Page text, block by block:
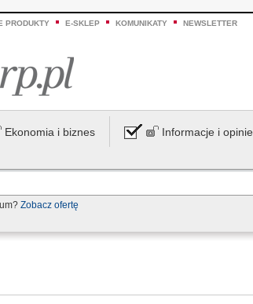
PRODUKTY E-SKLEP KOMUNIKATY NEWSLETTER
Ekonomia i biznes Informacje i opinie
Zobacz ofertę